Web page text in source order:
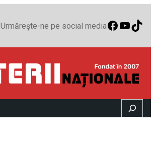
Urmărește-ne pe social media
Search